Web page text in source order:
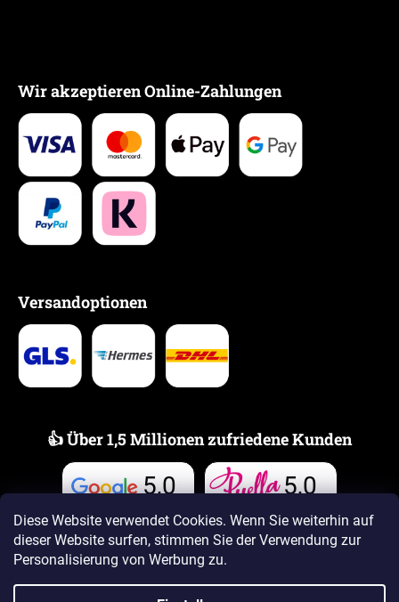
Diese Website verwendet Cookies. Wenn Sie weiterhin auf
dieser Website surfen, stimmen Sie der Verwendung zur
Personalisierung von Werbung zu.
Wir akzeptieren Online-Zahlungen
Versandoptionen
👍 Über 1,5 Millionen zufriedene Kunden
5,0
Bewertungen
5,0